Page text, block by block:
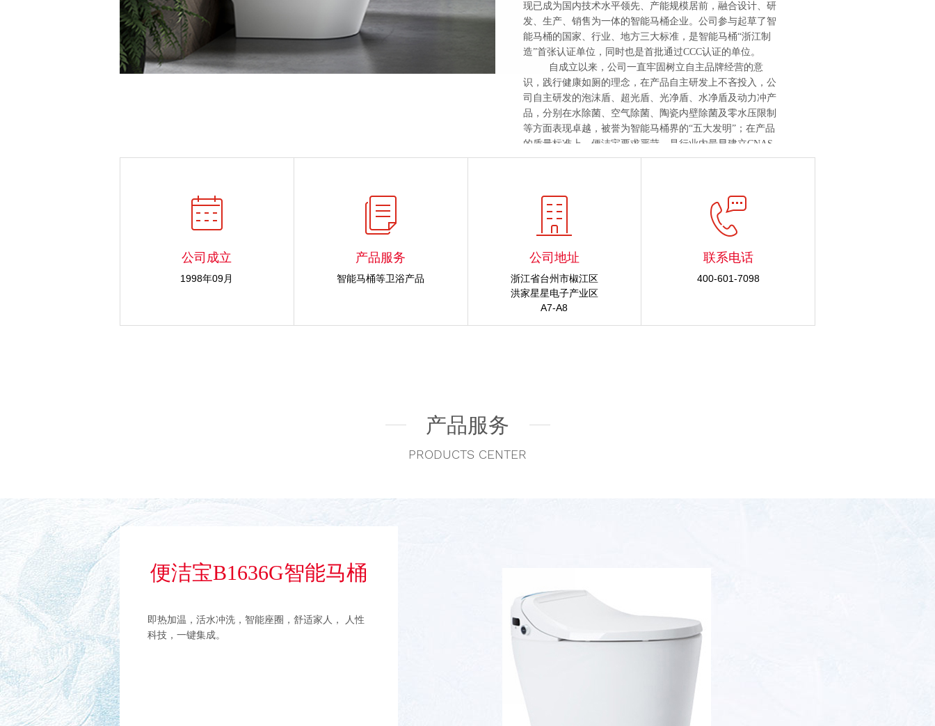
现已成为国内技术水平领先、产能规模居前，融合设计、研
发、生产、销售为一体的智能马桶企业。公司参与起草了智
能马桶的国家、行业、地方三大标准，是智能马桶“浙江制
造”首张认证单位，同时也是首批通过CCC认证的单位。
自成立以来，公司一直牢固树立自主品牌经营的意
识，践行健康如厕的理念，在产品自主研发上不吝投入，公
司自主研发的泡沫盾、超光盾、光净盾、水净盾及动力冲产
品，分别在水除菌、空气除菌、陶瓷内壁除菌及零水压限制
等方面表现卓越，被誉为智能马桶界的“五大发明”；在产品
的质量标准上，便洁宝要求严苛，是行业内最早建立CNAS
实验室的单位之一。同时，年产能100万台的、从部件到整
未来，便洁宝将一直坚守“以呵护您的健康为快乐”的
企业使命,坚持“敬顾客，重承诺，爱学习，乐生活”的核心价
值观，致力于打造“专业、引领、高端”的“全健康智能马
桶”品牌形象，力争成为智能卫浴行业领导者，以全新的姿
态拥抱产业新一轮的发展。
公司成立
1998年09月
产品服务
智能马桶等卫浴产品
公司地址
浙江省台州市椒江区
洪家星星电子产业区
A7-A8
联系电话
400-601-7098
产品服务
PRODUCTS CENTER
便洁宝B1636G智能马桶
即热加温，活水冲洗，智能座圈，舒适家人， 人性
科技，一键集成。